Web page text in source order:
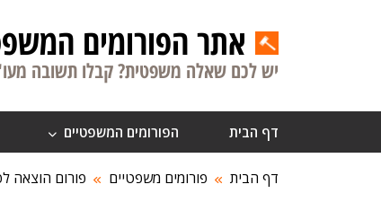
אתר הפורומים
יש לכם שאלה משפטית? קבלו תשובה
דף הבית הפורומים המשפטיים
דף הבית פורומים משפטיים פורום הוצאה